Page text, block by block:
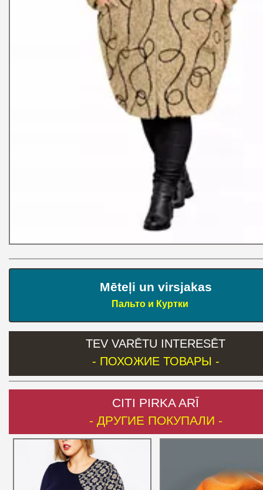
Mēteļi un virsjakas
Пальто и Куртки
TEV VARĒTU INTERESĒT
- ПОХОЖИЕ ТОВАРЫ -
CITI PIRKA ARĪ
- ДРУГИЕ ПОКУПАЛИ -